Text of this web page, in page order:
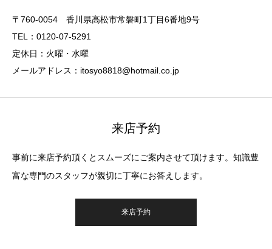
〒760-0054 香川県高松市常磐町1丁目6番地9号
TEL：0120-07-5291
定休日：火曜・水曜
メールアドレス：itosyo8818@hotmail.co.jp
来店予約
事前に来店予約頂くとスムーズにご案内させて頂けます。知識豊
富な専門のスタッフが親切に丁寧にお答えします。
来店予約